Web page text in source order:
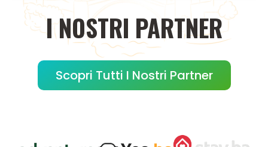
INOSTRI PARTNER
Scopri Tutti I Nostri Partner